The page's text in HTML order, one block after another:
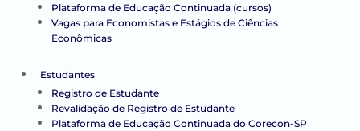
Plataforma de Educação Continuada (cursos)
Vagas para Economistas e Estágios de Ciências
Econômicas
Estudantes
Registro de Estudante
Revalidação de Registro de Estudante
Plataforma de Educação Continuada do Corecon-SP